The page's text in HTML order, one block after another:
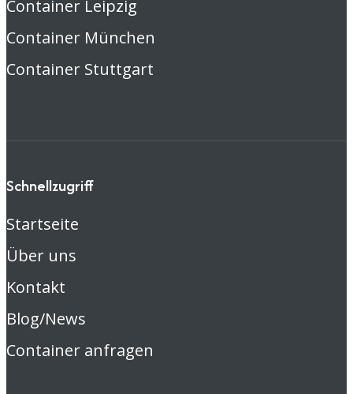
Container Leipzig
Container München
Container Stuttgart
Schnellzugriff
Startseite
Über uns
Kontakt
Blog/News
Container anfragen